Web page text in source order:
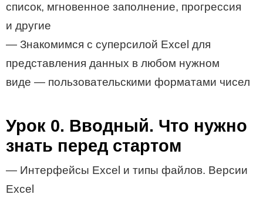
список, мгновенное заполнение, прогрессия
и другие
— Знакомимся с суперсилой Excel для
представления данных в любом нужном
виде — пользовательскими форматами чисел
Урок 0. Вводный. Что нужно
знать перед стартом
— Интерфейсы Excel и типы файлов. Версии
Excel